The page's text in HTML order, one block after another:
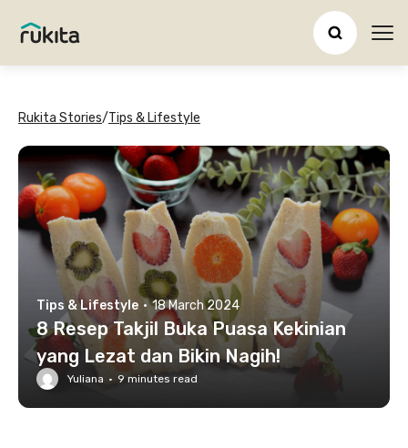
Rukita Stories/Tips & Lifestyle
Tips & Lifestyle · 18 March 2024
8 Resep Takjil Buka Puasa Kekinian
yang Lezat dan Bikin Nagih!
Yuliana · 9 minutes read